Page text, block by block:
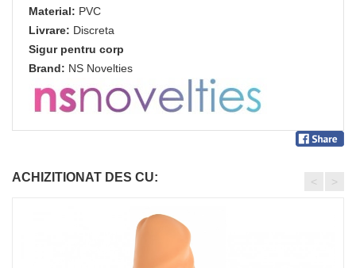
Material: PVC
Livrare: Discreta
Sigur pentru corp
Brand: NS Novelties
ACHIZITIONAT DES CU: < >